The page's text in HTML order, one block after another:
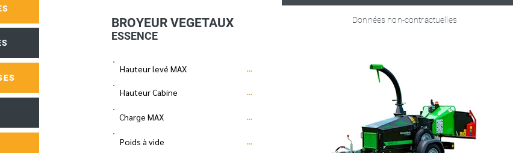
BROYEUR VEGETAUX
ESSENCE
Hauteur levé MAX …
Hauteur Cabine …
Charge MAX …
Poids à vide …
Données non-contractuelles